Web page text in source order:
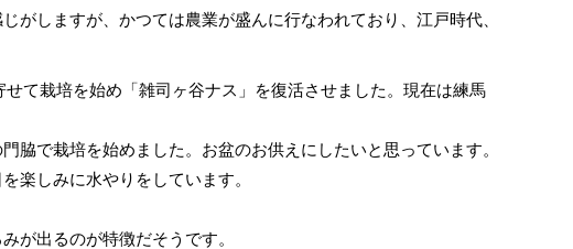
がしますが、かつては農業が盛んに行なわれており、江戸時代、
て栽培を始め「雑司ヶ谷ナス」を復活させました。現在は練馬
脇で栽培を始めました。お盆のお供えにしたいと思っています。
楽しみに水やりをしています。
が出るのが特徴だそうです。